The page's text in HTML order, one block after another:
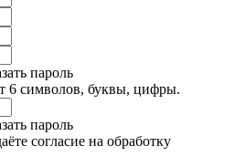
6 символов, буквы, цифры.
согласие на обработку